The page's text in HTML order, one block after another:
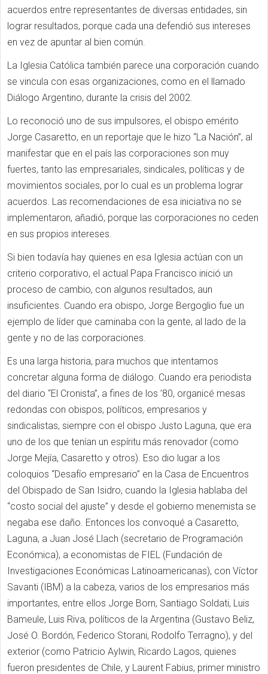
acuerdos entre representantes de diversas entidades, sin
lograr resultados, porque cada una defendió sus intereses
en vez de apuntar al bien común.
La Iglesia Católica también parece una corporación cuando
se vincula con esas organizaciones, como en el llamado
Diálogo Argentino, durante la crisis del 2002.
Lo reconoció uno de sus impulsores, el obispo emérito
Jorge Casaretto, en un reportaje que le hizo “La Nación”, al
manifestar que en el país las corporaciones son muy
fuertes, tanto las empresariales, sindicales, políticas y de
movimientos sociales, por lo cual es un problema lograr
acuerdos. Las recomendaciones de esa iniciativa no se
implementaron, añadió, porque las corporaciones no ceden
en sus propios intereses.
Si bien todavía hay quienes en esa Iglesia actúan con un
criterio corporativo, el actual Papa Francisco inició un
proceso de cambio, con algunos resultados, aun
insuficientes. Cuando era obispo, Jorge Bergoglio fue un
ejemplo de líder que caminaba con la gente, al lado de la
gente y no de las corporaciones.
Es una larga historia, para muchos que intentamos
concretar alguna forma de diálogo. Cuando era periodista
del diario “El Cronista”, a fines de los ’80, organicé mesas
redondas con obispos, políticos, empresarios y
sindicalistas, siempre con el obispo Justo Laguna, que era
uno de los que tenían un espíritu más renovador (como
Jorge Mejía, Casaretto y otros). Eso dio lugar a los
coloquios “Desafío empresario” en la Casa de Encuentros
del Obispado de San Isidro, cuando la Iglesia hablaba del
“costo social del ajuste” y desde el gobierno menemista se
negaba ese daño. Entonces los convoqué a Casaretto,
Laguna, a Juan José Llach (secretario de Programación
Económica), a economistas de FIEL (Fundación de
Investigaciones Económicas Latinoamericanas), con Víctor
Savanti (IBM) a la cabeza, varios de los empresarios más
importantes, entre ellos Jorge Born, Santiago Soldati, Luis
Bameule, Luis Riva, políticos de la Argentina (Gustavo Beliz,
José O. Bordón, Federico Storani, Rodolfo Terragno), y del
exterior (como Patricio Aylwin, Ricardo Lagos, quienes
fueron presidentes de Chile, y Laurent Fabius, primer ministro